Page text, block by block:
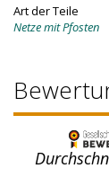
Art der Teile
Netze mit Pfosten